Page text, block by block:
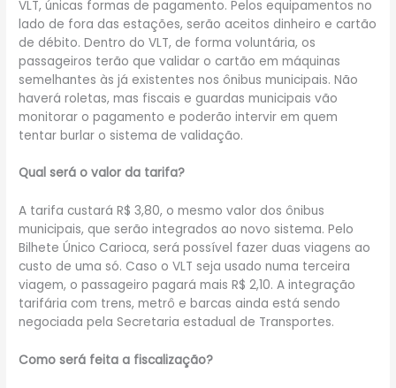
VLT, únicas formas de pagamento. Pelos equipamentos no
lado de fora das estações, serão aceitos dinheiro e cartão
de débito. Dentro do VLT, de forma voluntária, os
passageiros terão que validar o cartão em máquinas
semelhantes às já existentes nos ônibus municipais. Não
haverá roletas, mas fiscais e guardas municipais vão
monitorar o pagamento e poderão intervir em quem
tentar burlar o sistema de validação.
Qual será o valor da tarifa?
A tarifa custará R$ 3,80, o mesmo valor dos ônibus
municipais, que serão integrados ao novo sistema. Pelo
Bilhete Único Carioca, será possível fazer duas viagens ao
custo de uma só. Caso o VLT seja usado numa terceira
viagem, o passageiro pagará mais R$ 2,10. A integração
tarifária com trens, metrô e barcas ainda está sendo
negociada pela Secretaria estadual de Transportes.
Como será feita a fiscalização?